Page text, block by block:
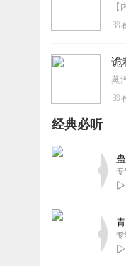
诡
经典必听